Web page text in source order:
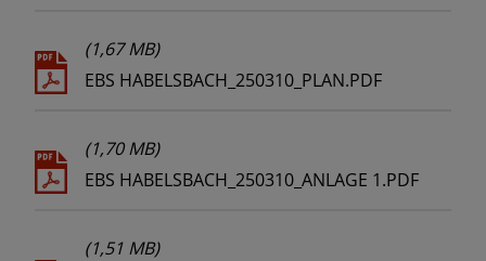
(1,67 MB)
EBS HABELSBACH_250310_PLAN.PDF
(1,70 MB)
EBS HABELSBACH_250310_ANLAGE 1.PDF
(1,51 MB)